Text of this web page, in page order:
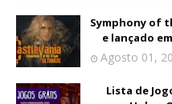
Symphony of
e lançado
Agosto 01,
Lista de